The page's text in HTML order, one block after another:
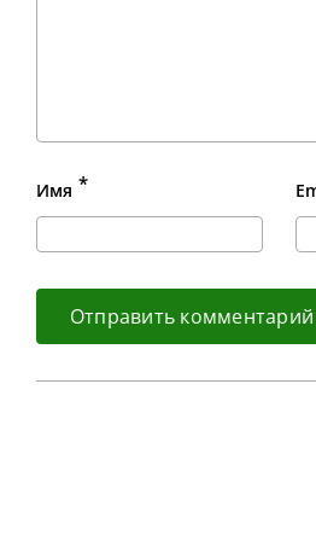
Имя *